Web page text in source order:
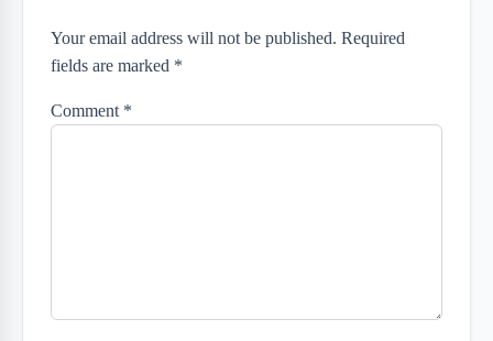
Your email address will not be published. Required
fields are marked *
Comment *